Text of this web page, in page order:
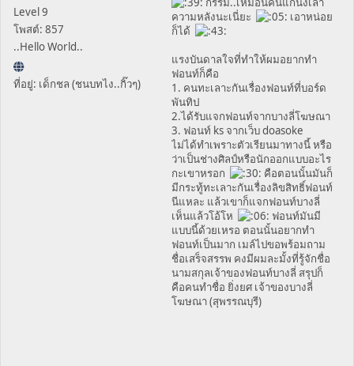
Level 9
โพสต์: 857
..Hello World..
ที่อยู่: เด็กชล (ชนบทไง..กิ๊วๆ)
ความหลังนะเนี่ยะ
เอาหน่อย
ก็ได้
แรงบันดาลใจที่ทำให้ผมอยากทำ
ฟอนท์ก็คือ
1. คนทะเลาะกันเรื่องฟอนท์ที่บอร์ด
พันทิป
2.ได้รับแจกฟอนท์จากบางลี่โฆษณา
3. ฟอนท์ ks จากเว็บ doasoke
ไม่ได้ทำเพราะตัวเรียนมาทางนี้ หรือ
ว่าเป็นช่างศิลป์หรือนักออกแบบอะไร
กะเขาหรอก
คือตอนนั้นมันก็
มีกระทู้ทะเลาะกันเรื่องลิขสิทธิ์ฟอนท์
นีแหละ แล้วเขาก็แจกฟอนท์บางลี่
เห็นแล้วโอ้โห
ฟอนท์มันมี
แบบนี้ด้วยเหรอ ตอนนั้นอยากทำ
ฟอนท์เป็นมาก เมล์ไปขอพร้อมถาม
ชื่อเสร็จสรรพ คงมีผมละมั้งที่รู้จักชื่อ
นามสกุลเจ้าของฟอนท์บางลี่ สรุปก็
คือคนทำชื่อ ยิ่งยศ เจ้าของบางลี่
โฆษณา (สุพรรณบุรี)